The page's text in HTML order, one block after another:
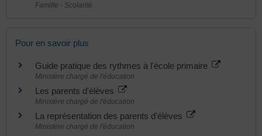
Famille - Scolarité
Pour en savoir plus
Guide pratique des rythmes à l'école primaire
Ministère chargé de l'éducation
Les parents d'élèves
Ministère chargé de l'éducation
La représentation des parents d'élèves
Ministère chargé de l'éducation